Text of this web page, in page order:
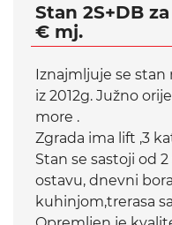
Stan 2S+DB
€ mj.
Iznajmljuje se
iz 2012g. Južno
more .
Zgrada ima lift ,3
Stan se sastoji od
ostavu, dnevni
kuhinjom,trerasa